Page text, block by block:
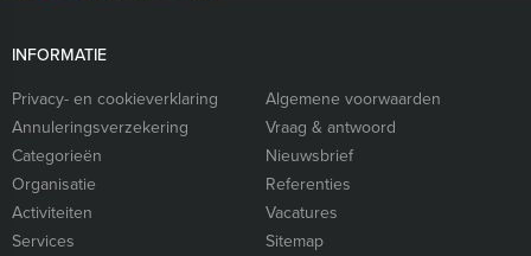
INFORMATIE
Privacy- en cookieverklaring
Algemene voorwaarden
Annuleringsverzekering
Vraag & antwoord
Categorieën
Nieuwsbrief
Organisatie
Referenties
Activiteiten
Vacatures
Services
Sitemap